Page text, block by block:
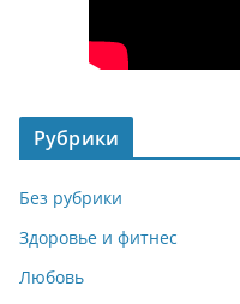
Рубрики
Без рубрики
Здоровье и фитнес
Любовь